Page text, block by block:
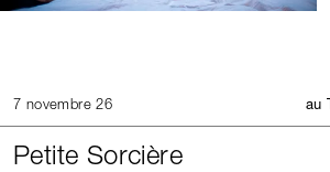
7 novembre 26 au
Petite Sorcière